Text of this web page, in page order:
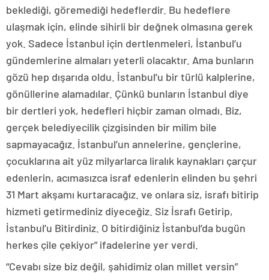
beklediği, göremediği hedeflerdir. Bu hedeflere
ulaşmak için, elinde sihirli bir değnek olmasına gerek
yok. Sadece İstanbul için dertlenmeleri, İstanbul’u
gündemlerine almaları yeterli olacaktır. Ama bunların
gözü hep dışarıda oldu. İstanbul’u bir türlü kalplerine,
gönüllerine alamadılar. Çünkü bunların İstanbul diye
bir dertleri yok, hedefleri hiçbir zaman olmadı. Biz,
gerçek belediyecilik çizgisinden bir milim bile
sapmayacağız. İstanbul’un annelerine, gençlerine,
çocuklarına ait yüz milyarlarca liralık kaynakları çarçur
edenlerin, acımasızca israf edenlerin elinden bu şehri
31 Mart akşamı kurtaracağız. ve onlara siz, israfı bitirip
hizmeti getirmediniz diyeceğiz. Siz İsrafı Getirip,
İstanbul’u Bitirdiniz. O bitirdiğiniz İstanbul’da bugün
herkes çile çekiyor” ifadelerine yer verdi.
“Cevabı size biz değil, şahidimiz olan millet versin”